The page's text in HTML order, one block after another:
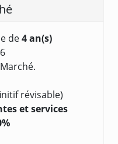
de4 an(s)
révisable)
et services